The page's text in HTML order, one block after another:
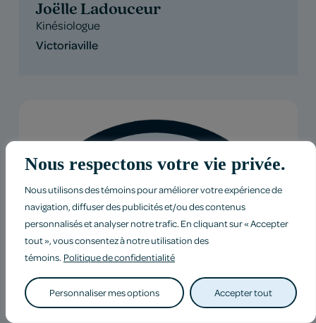
Nous respectons votre vie privée.
Nous utilisons des témoins pour améliorer votre expérience de
navigation, diffuser des publicités et/ou des contenus
personnalisés et analyser notre trafic. En cliquant sur « Accepter
tout », vous consentez à notre utilisation des
témoins. Politique de confidentialité
Personnaliser mes options Accepter tout
Joëlle Ladouceur
Kinésiologue
Victoriaville